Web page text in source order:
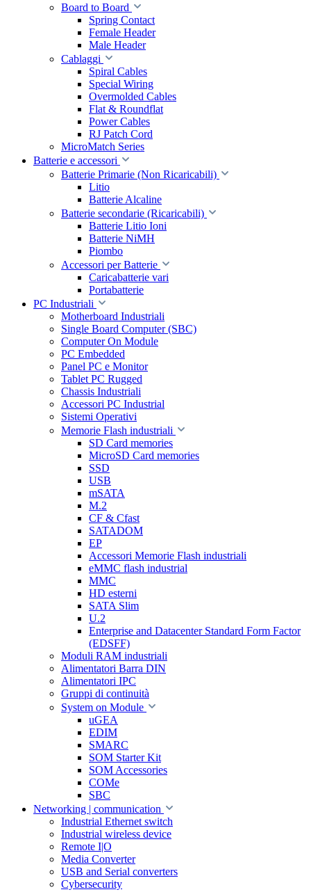
Board to Board
Spring Contact
Female Header
Male Header
Cablaggi
Spiral Cables
Special Wiring
Overmolded Cables
Flat & Roundflat
Power Cables
RJ Patch Cord
MicroMatch Series
Batterie e accessori
Batterie Primarie (Non Ricaricabili)
Litio
Batterie Alcaline
Batterie secondarie (Ricaricabili)
Batterie Litio Ioni
Batterie NiMH
Piombo
Accessori per Batterie
Caricabatterie vari
Portabatterie
PC Industriali
Motherboard Industriali
Single Board Computer (SBC)
Computer On Module
PC Embedded
Panel PC e Monitor
Tablet PC Rugged
Chassis Industriali
Accessori PC Industrial
Sistemi Operativi
Memorie Flash industriali
SD Card memories
MicroSD Card memories
SSD
USB
mSATA
M.2
CF & Cfast
SATADOM
EP
Accessori Memorie Flash industriali
eMMC flash industrial
MMC
HD esterni
SATA Slim
U.2
Enterprise and Datacenter Standard Form Factor
(EDSFF)
Moduli RAM industriali
Alimentatori Barra DIN
Alimentatori IPC
Gruppi di continuità
System on Module
uGEA
EDIM
SMARC
SOM Starter Kit
SOM Accessories
COMe
SBC
Networking | communication
Industrial Ethernet switch
Industrial wireless device
Remote I|O
Media Converter
USB and Serial converters
Cybersecurity